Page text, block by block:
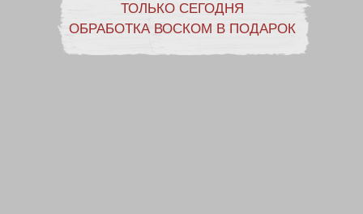
ТОЛЬКО СЕГОДНЯ
ОБРАБОТКА ВОСКОМ В ПОДАРОК